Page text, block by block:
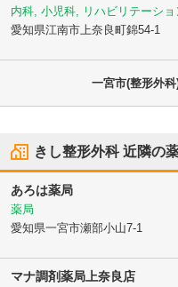
内科, 小児科, リハビリテーショ
愛知県江南市 上奈良町錦54-1
一宮市(整形外
きし整形外科近隣の
あろは薬局
薬局
愛知県一宮市瀬部小山7-1
マナ調剤薬局上奈良店